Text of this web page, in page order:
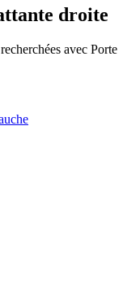
droite
avec Porte